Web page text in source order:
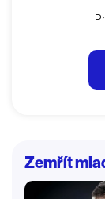
Zemřít